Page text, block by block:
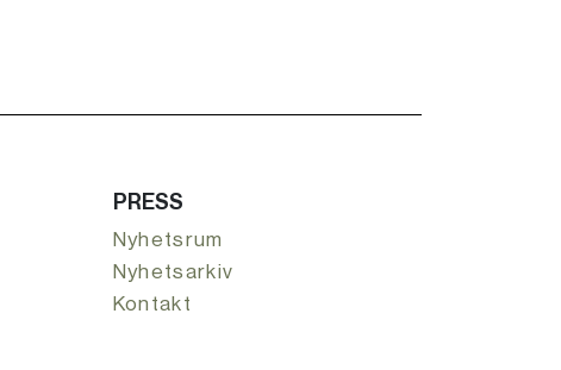
PRESS
Nyhetsrum
Nyhetsarkiv
Kontakt